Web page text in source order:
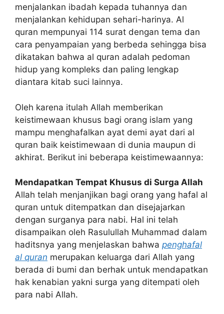
menjalankan ibadah kepada tuhannya dan
menjalankan kehidupan sehari-harinya. Al
quran mempunyai 114 surat dengan tema dan
cara penyampaian yang berbeda sehingga bisa
dikatakan bahwa al quran adalah pedoman
hidup yang kompleks dan paling lengkap
diantara kitab suci lainnya.
Oleh karena itulah Allah memberikan
keistimewaan khusus bagi orang islam yang
mampu menghafalkan ayat demi ayat dari al
quran baik keistimewaan di dunia maupun di
akhirat. Berikut ini beberapa keistimewaannya:
Mendapatkan Tempat Khusus di Surga Allah
Allah telah menjanjikan bagi orang yang hafal al
quran untuk ditempatkan dan disejajarkan
dengan surganya para nabi. Hal ini telah
disampaikan oleh Rasulullah Muhammad dalam
haditsnya yang menjelaskan bahwa penghafal
al quran merupakan keluarga dari Allah yang
berada di bumi dan berhak untuk mendapatkan
hak kenabian yakni surga yang ditempati oleh
para nabi Allah.